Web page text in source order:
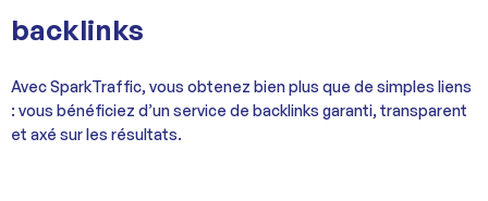
backlinks
Avec SparkTraffic, vous obtenez bien plus que de simples liens
: vous bénéficiez d’un service de backlinks garanti, transparent
et axé sur les résultats.